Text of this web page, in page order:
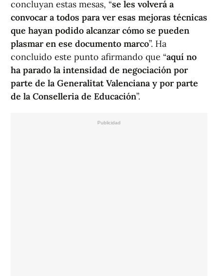
concluyan estas mesas, “se les volverá a
convocar a todos para ver esas mejoras técnicas
que hayan podido alcanzar cómo se pueden
plasmar en ese documento marco”. Ha
concluido este punto afirmando que “aquí no
ha parado la intensidad de negociación por
parte de la Generalitat Valenciana y por parte
de la Conselleria de Educación”.